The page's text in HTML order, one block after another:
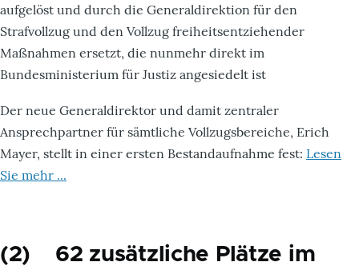
aufgelöst und durch die Generaldirektion für den
Strafvollzug und den Vollzug freiheitsentziehender
Maßnahmen ersetzt, die nunmehr direkt im
Bundesministerium für Justiz angesiedelt ist
Der neue Generaldirektor und damit zentraler
Ansprechpartner für sämtliche Vollzugsbereiche, Erich
Mayer, stellt in einer ersten Bestandaufnahme fest: Lesen
Sie mehr ...
(2) 62 zusätzliche Plätze im